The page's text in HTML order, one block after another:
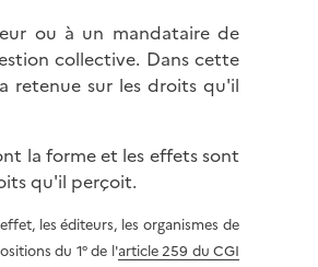
ou à un mandataire de
collective. Dans cette
retenue sur les droits qu'il
la forme et les effets sont
qu'il perçoit.
les éditeurs, les organismes de
du 1° de l'article 259 du CGI